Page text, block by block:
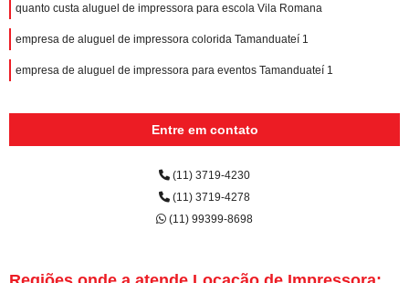
quanto custa aluguel de impressora para escola Vila Romana
empresa de aluguel de impressora colorida Tamanduateí 1
empresa de aluguel de impressora para eventos Tamanduateí 1
Entre em contato
(11) 3719-4230
(11) 3719-4278
(11) 99399-8698